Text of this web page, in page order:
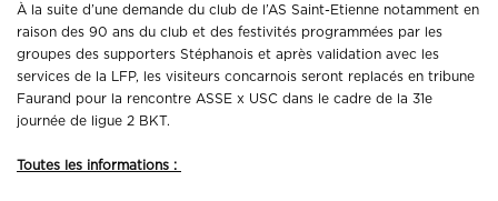
À la suite d’une demande du club de l’AS Saint-Etienne notamment en
raison des 90 ans du club et des festivités programmées par les
groupes des supporters Stéphanois et après validation avec les
services de la LFP, les visiteurs concarnois seront replacés en tribune
Faurand pour la rencontre ASSE x USC dans le cadre de la 31e
journée de ligue 2 BKT.
Toutes les informations :